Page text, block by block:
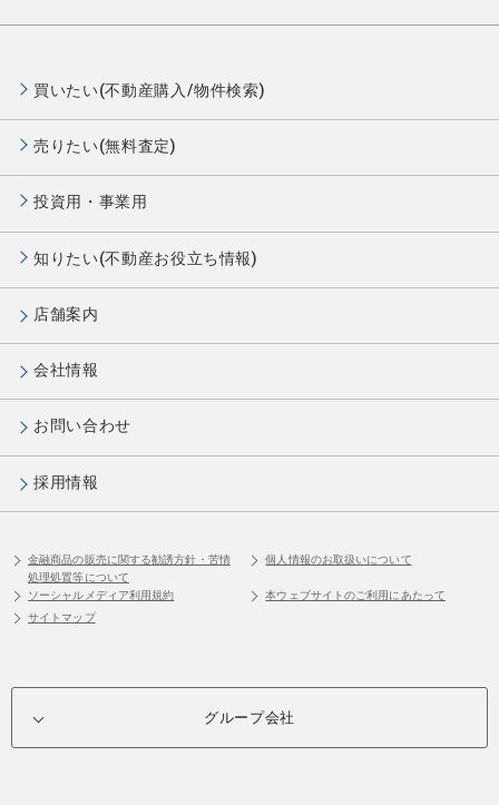
買いたい(不動産購入/物件検索)
売りたい(無料査定)
投資用・事業用
知りたい(不動産お役立ち情報)
店舗案内
会社情報
お問い合わせ
採用情報
金融商品の販売に関する勧誘方針・苦情
処理処置等について
個人情報のお取扱いについて
ソーシャルメディア利用規約
本ウェブサイトのご利用にあたって
サイトマップ
グループ会社